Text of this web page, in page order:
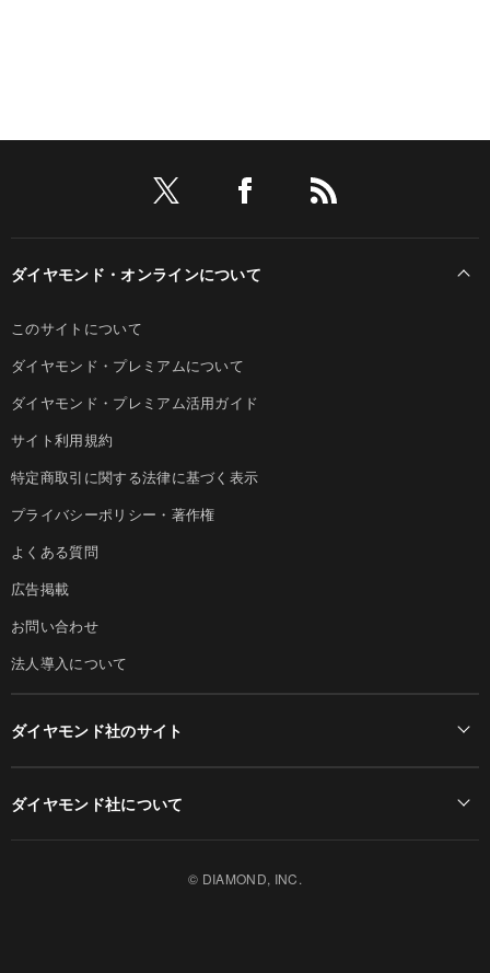
ダイヤモンド・オンラインについて
このサイトについて
ダイヤモンド・プレミアムについて
ダイヤモンド・プレミアム活用ガイド
サイト利用規約
特定商取引に関する法律に基づく表示
プライバシーポリシー・著作権
よくある質問
広告掲載
お問い合わせ
法人導入について
ダイヤモンド社のサイト
ダイヤモンド社について
© DIAMOND, INC.